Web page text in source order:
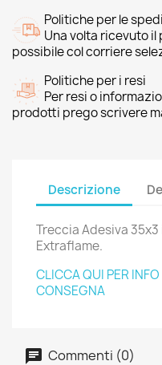
Politiche per le
Una volta ricevuto
possibile col corriere
Politiche per i resi
Per resi o
prodotti prego scrivere
Descrizione
Treccia Adesiva 35x3
Extraflame.
CLICCA QUI PER
CONSEGNA
Commenti (0)